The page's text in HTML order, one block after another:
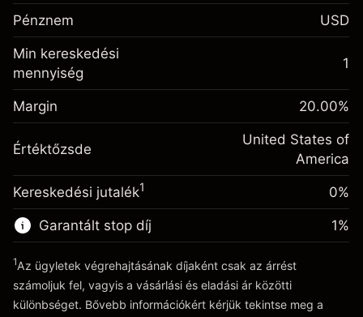
Egynapos finanszírozás
kiigazítás
A pozíció teljes értékéből
származó díjak
-0.021568
%
Ügyletméret tőkeáttétellel ~$5,000.00
Tőkeáttételből származó pénz ~
$4,000.00
Ugrás a platformra
Fedezet. A befektetése
Egynapos finanszírozás
kiigazítás
származó díjak
-0.000654
%
(-$0.03)
Ügyletméret tőkeáttétellel ~$5,000.00
Tőkeáttételből származó pénz ~
Pénznem USD
Min kereskedési
mennyiség
1
Margin 20.00%
Értéktőzsde
United States of
America
Kereskedési jutalék1 0%
Garantált stop díj 1%
1Az ügyletek végrehajtásának díjaként csak az árrést
számoljuk fel, vagyis a vásárlási és eladási ár közötti
különbséget. Bővebb információkért kérjük tekintse meg a